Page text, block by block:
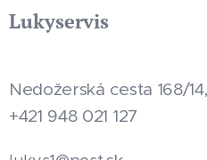
Lukyservis
Nedožerská cesta 168/
+421 948 021 127